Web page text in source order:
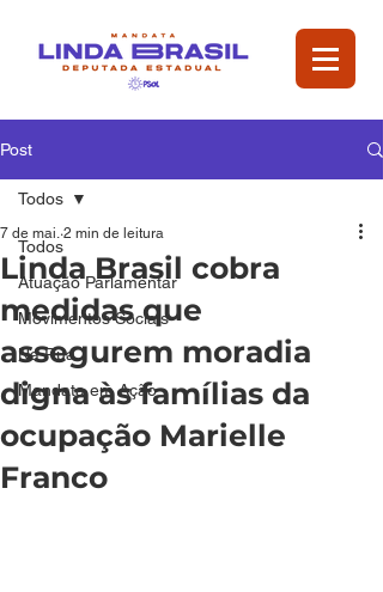
Post
Todos
Atuação Parlamentar
Movimentos Sociais
Na Rua
Mandata em Ação
Todos
Linda Brasil cobra
medidas que
assegurem moradia
digna às famílias da
ocupação Marielle
Franco
7 de mai. 2 min de leitura